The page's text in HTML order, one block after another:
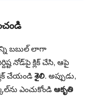
బబుల్ లాగా
నోడ్‌పై క్లిక్ చేసి, ఆపై
చేయండిశైలి. అప్పుడు,
ఎంచుకోండిఆకృతి